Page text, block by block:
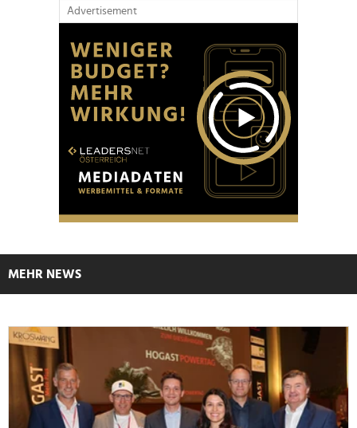
Advertisement
MEHR NEWS